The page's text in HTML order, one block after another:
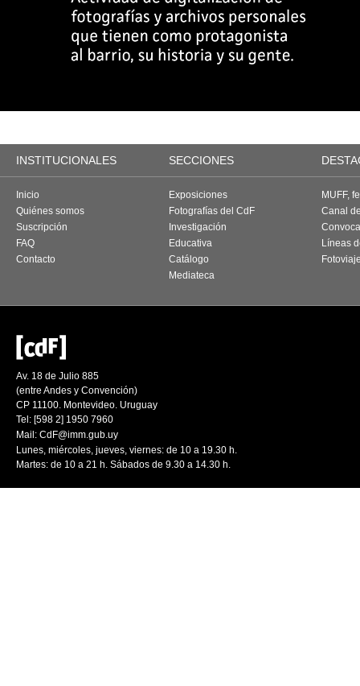
INSTITUCIONALES SECCIONES
Inicio
Quiénes somos
Suscripción
FAQ
Contacto
Exposiciones
Fotografías del CdF
Investigación
Educativa
Catálogo
Mediateca
MUFF,
Canal
Líneas
Av. 18 de Julio 885
(entre Andes y Convención)
CP 11100. Montevideo. Uruguay
Tel: [598 2] 1950 7960
Mail: CdF@imm.gub.uy
Lunes, miércoles, jueves, viernes: de 10 a 19.30 h.
Martes: de 10 a 21 h. Sábados de 9.30 a 14.30 h.